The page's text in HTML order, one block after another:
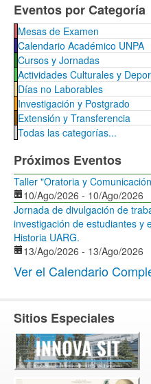
Eventos por Categoría
Mesas de Examen
Calendario Académico UNPA
Cursos y Jornadas
Actividades Culturales y
Días no Laborables
Investigación y Postgrado
Extensión y Transferencia
Todas las categorías...
Próximos Eventos
Taller "Oratoria y
10/Ago/2026 - 10/Ago/2026
Jornada de divulgación de
investigación de estudiantes y
Historia UARG.
13/Ago/2026 - 13/Ago/2026
Ver el Calendario
Sitios Especiales